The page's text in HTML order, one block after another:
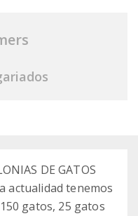
DE GATOS
actualidad tenemos
gatos, 25 gatos